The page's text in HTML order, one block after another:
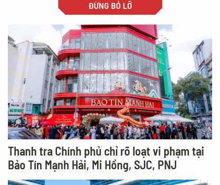
ĐỪNG BỎ LỠ
Thanh tra Chính phủ chỉ rõ loạt vi phạm tại
Bảo Tín Mạnh Hải, Mi Hồng, SJC, PNJ